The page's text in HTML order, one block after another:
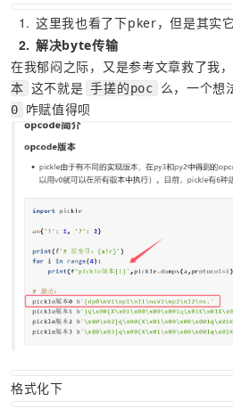
1 这里我也看了下pker，但是其实
2 解决byte传输
在我郁闷之际，又是参考文章救了我
本 这不就是 手搓的poc 么，一个想
0
咋赋值得呗
格式化下